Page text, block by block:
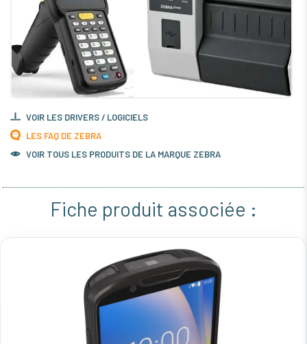
VOIR LES DRIVERS / LOGICIELS
LES FAQ DE ZEBRA
VOIR TOUS LES PRODUITS DE LA MARQUE ZEBRA
Fiche produit associée :